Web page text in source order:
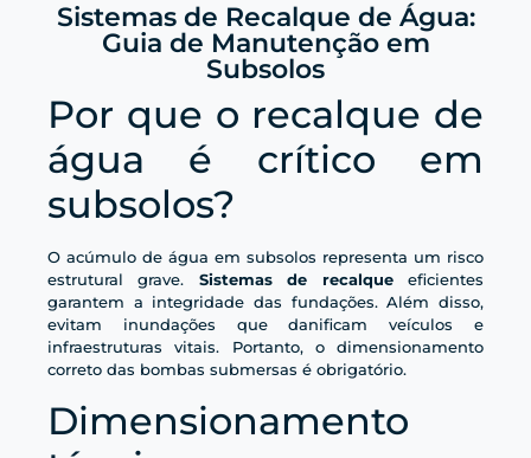
Sistemas de Recalque de Água:
Guia de Manutenção em
Subsolos
Por que o recalque de
água é crítico em
subsolos?
O acúmulo de água em subsolos representa um risco
estrutural grave. Sistemas de recalqueeficientes
garantem a integridade das fundações. Além disso,
evitam inundações que danificam veículos e
infraestruturas vitais. Portanto, o dimensionamento
correto das bombas submersas é obrigatório.
Dimensionamento